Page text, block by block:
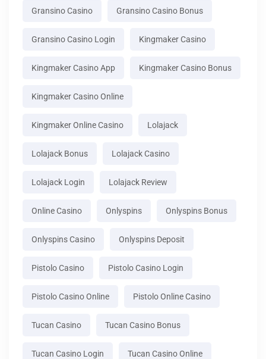
Gransino Casino Gransino Casino Bonus
Gransino Casino Login Kingmaker Casino
Kingmaker Casino App Kingmaker Casino Bonus
Kingmaker Casino Online
Kingmaker Online Casino Lolajack
Lolajack Bonus Lolajack Casino
Lolajack Login Lolajack Review
Online Casino Onlyspins Onlyspins Bonus
Onlyspins Casino Onlyspins Deposit
Pistolo Casino Pistolo Casino Login
Pistolo Casino Online Pistolo Online Casino
Tucan Casino Tucan Casino Bonus
Tucan Casino Login Tucan Casino Online